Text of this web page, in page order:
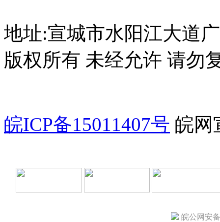
地址:宣城市水阳江大道
版权所有 未经允许 请勿
皖ICP备15011407号 皖网
皖公网安